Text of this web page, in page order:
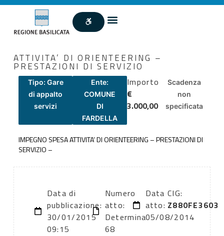
ATTIVITA’ DI ORIENTEERING –
PRESTAZIONI DI SERVIZIO
Tipo: Gare
di appalto
servizi
Ente:
COMUNE
DI
FARDELLA
Importo
€
3.000,00
Scadenza
non
specificata
IMPEGNO SPESA ATTIVITA’ DI ORIENTEERING – PRESTAZIONI DI
SERVIZIO –
Data di
pubblicazione:
30/01/2015
09:15
Numero
atto:
Determina
68
Data
atto:
05/08/2014
CIG:
Z880FE3603